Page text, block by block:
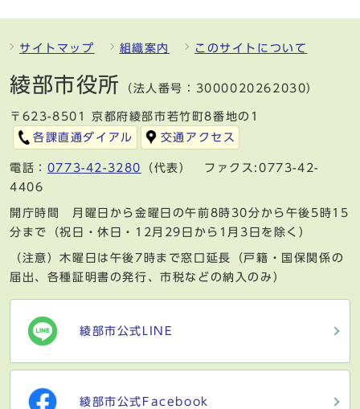
サイトマップ 組織案内 このサイトについて
綾部市役所 （法人番号：3000020262030）
〒623-8501 京都府綾部市若竹町8番地の1
各課直通ダイアル
交通アクセス
電話： 0773-42-3280
（代表） ファクス:0773-42-
4406
開庁時間 月曜日から金曜日の午前8時30分から午後5時15
分まで（祝日・休日・12月29日から1月3日を除く）
（注意）木曜日は午後7時まで窓口延長（戸籍・国保関係の
届出、各種証明書の発行、市税などの納入のみ）
綾部市公式LINE
綾部市公式Facebook